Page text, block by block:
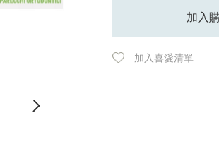
加入
加入喜愛清單